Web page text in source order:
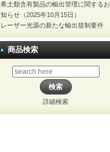
希土類含有製品の輸出管理に関するお
知らせ（2025年10月15日）
レーザー光源の新たな輸出規制要件
商品検索
詳細検索